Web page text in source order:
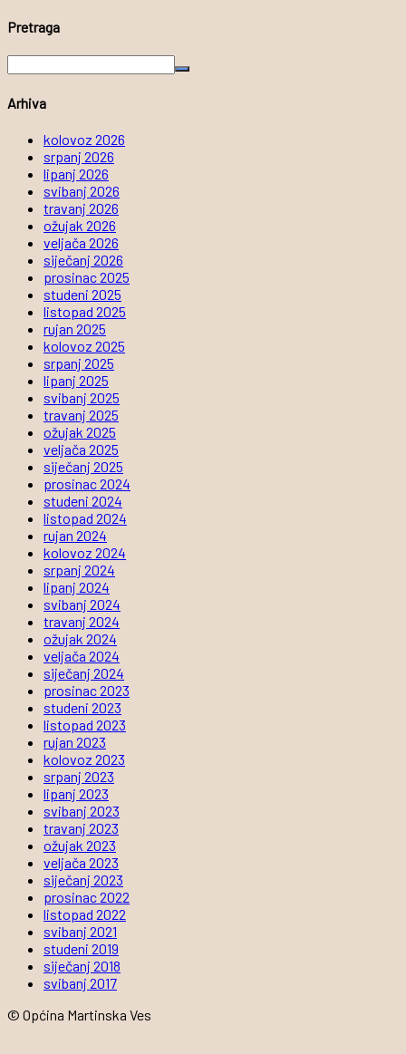
Pretraga
Arhiva
kolovoz 2026
srpanj 2026
lipanj 2026
svibanj 2026
travanj 2026
ožujak 2026
veljača 2026
siječanj 2026
prosinac 2025
studeni 2025
listopad 2025
rujan 2025
kolovoz 2025
srpanj 2025
lipanj 2025
svibanj 2025
travanj 2025
ožujak 2025
veljača 2025
siječanj 2025
prosinac 2024
studeni 2024
listopad 2024
rujan 2024
kolovoz 2024
srpanj 2024
lipanj 2024
svibanj 2024
travanj 2024
ožujak 2024
veljača 2024
siječanj 2024
prosinac 2023
studeni 2023
listopad 2023
rujan 2023
kolovoz 2023
srpanj 2023
lipanj 2023
svibanj 2023
travanj 2023
ožujak 2023
veljača 2023
siječanj 2023
prosinac 2022
listopad 2022
svibanj 2021
studeni 2019
siječanj 2018
svibanj 2017
© Općina Martinska Ves